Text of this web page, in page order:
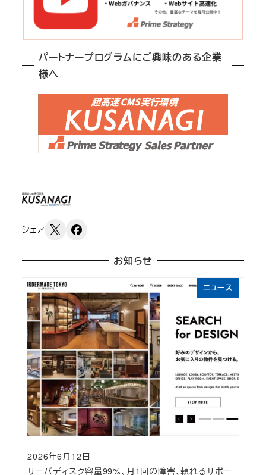
パートナープログラムにご興味のある企業
様へ
シェア
お知らせ
ニュース
サーバディスク容量99%、月1回の障害、頼れるサポー
Published
2026年6月12日